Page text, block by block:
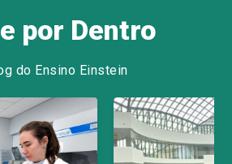
por Dentro
do Ensino Einstein